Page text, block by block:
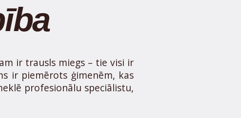
ir trausls miegs – tie visi ir
ir piemērots ģimenēm, kas
profesionālu speciālistu,